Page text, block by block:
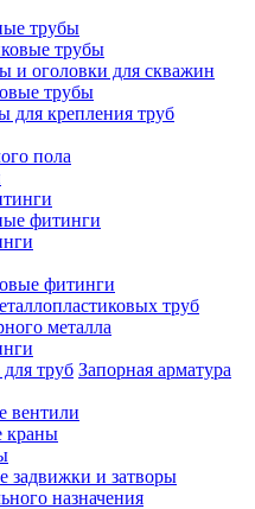
трубы
трубы
и оголовки для скважин
трубы
для крепления труб
пола
фитинги
фитинги
труб
металла
Запорная арматура
вентили
краны
и затворы
назначения